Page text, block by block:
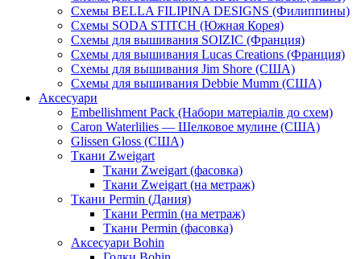
Схемы BELLA FILIPINA DESIGNS (Филиппины)
Схемы SODA STITCH (Южная Корея)
Схемы для вышивания SOIZIC (Франция)
Схемы для вышивания Lucas Creations (Франция)
Схемы для вышивания Jim Shore (США)
Схемы для вышивания Debbie Mumm (США)
Аксесуари
Embellishment Pack (Набори матеріалів до схем)
Caron Waterlilies — Шелковое мулине (США)
Glissen Gloss (США)
Ткани Zweigart
Ткани Zweigart (фасовка)
Ткани Zweigart (на метраж)
Ткани Permin (Дания)
Ткани Permin (на метраж)
Ткани Permin (фасовка)
Аксесуари Bohin